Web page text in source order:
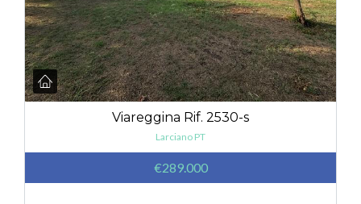
Viareggina Rif. 2530-s
Larciano PT
€289.000